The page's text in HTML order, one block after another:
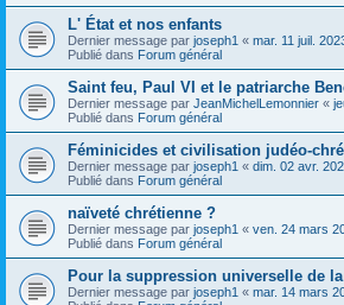
L' État et nos enfants
Dernier message par joseph1 « mar. 11 juil.
Publié dans Forum général
Saint feu, Paul VI et le patriarche
Dernier message par JeanMichelLemonnier «
Publié dans Forum général
Féminicides et civilisation judéo-
Dernier message par joseph1 « dim. 02 avr.
Publié dans Forum général
naïveté chrétienne ?
Dernier message par joseph1 « ven. 24 mars
Publié dans Forum général
Pour la suppression universelle de la
Dernier message par joseph1 « mar. 14 mars